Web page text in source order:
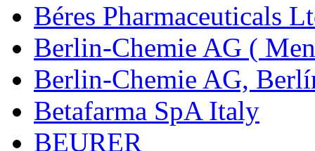
Béres Pharmaceuticals
Berlin-Chemie AG (
Berlin-Chemie AG,
Betafarma SpA Italy
BEURER